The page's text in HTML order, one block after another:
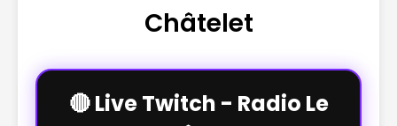
Châtelet
🔴 Live Twitch - Radio Le